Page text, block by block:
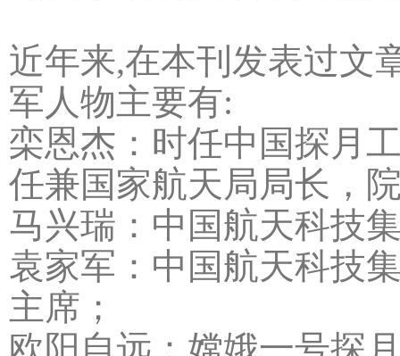
近年来,在本刊发表过文
军人物主要有:
栾恩杰：时任中国探月
任兼国家航天局局长，
马兴瑞：中国航天科技
袁家军：中国航天科技
主席；